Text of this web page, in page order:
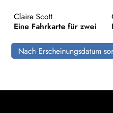
Claire Scott
Eine Fahrkarte für zwei
Nach Erscheinungsdatum